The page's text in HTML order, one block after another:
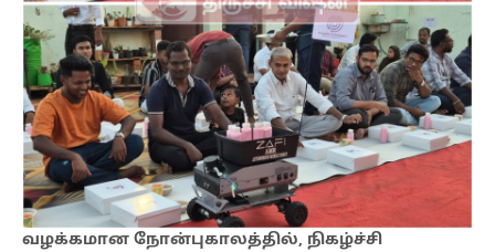
வழக்கமான நோன்புகாலத்தில், நிகழ்ச்சி